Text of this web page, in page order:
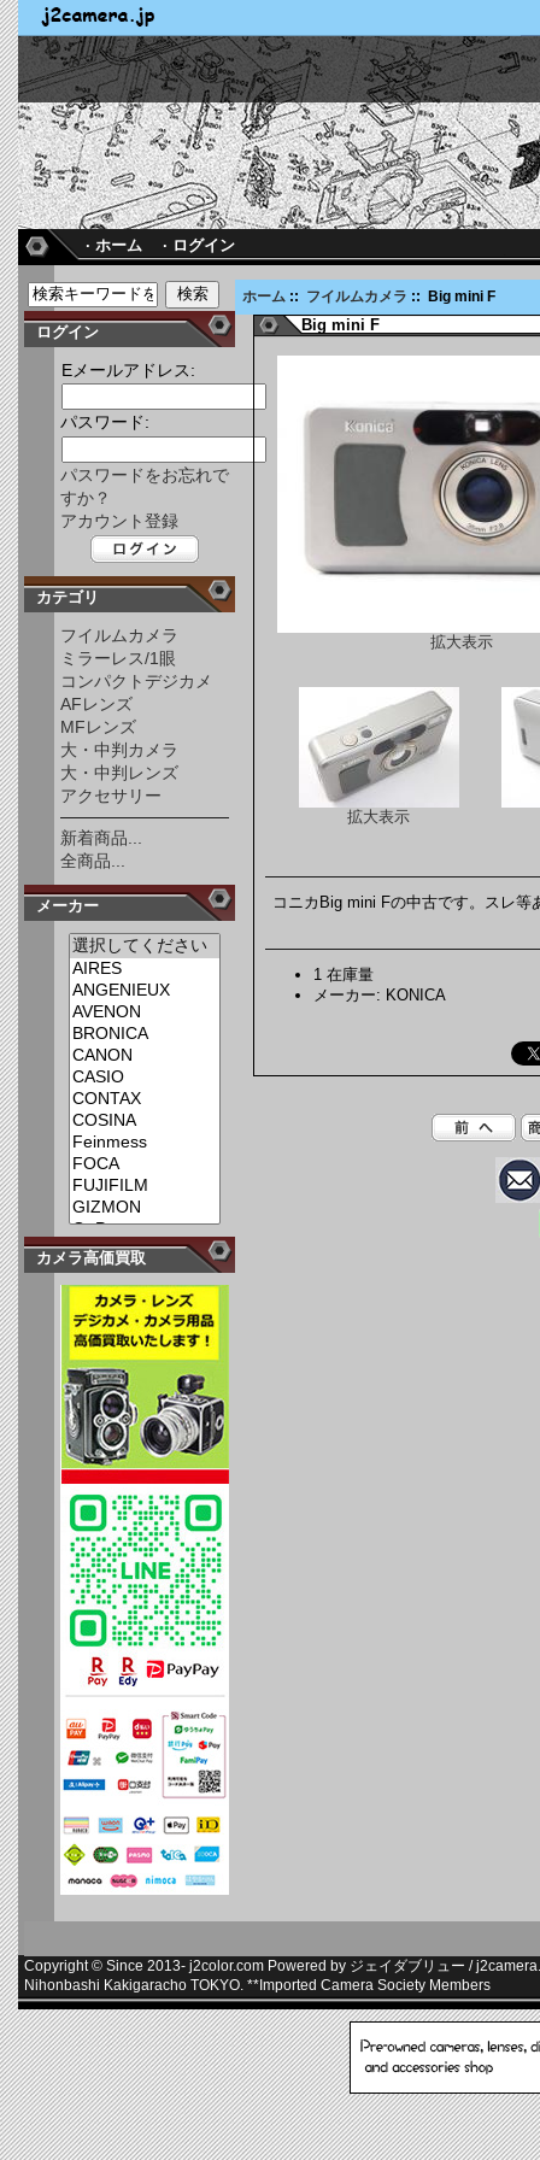
· ホーム · ログイン
ログイン
Eメールアドレス:
パスワード:
パスワードをお忘れで
すか？
アカウント登録
カテゴリ
フイルムカメラ
ミラーレス/1眼
コンパクトデジカメ
AFレンズ
MFレンズ
大・中判カメラ
大・中判レンズ
アクセサリー
新着商品...
全商品...
メーカー
カメラ高価買取
ホーム :: フイルムカメラ :: Big mini F
Big mini F
拡大表示
拡大表示
コニカBig mini Fの中古です。スレ等
1 在庫量
メーカー: KONICA
Copyright © Since 2013- j2color.com Powered by ジェイダブリュー /
Nihonbashi Kakigaracho TOKYO. ** Imported Camera Society Members